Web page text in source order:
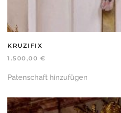
KRUZIFIX
1.500,00 €
Patenschaft hinzufügen